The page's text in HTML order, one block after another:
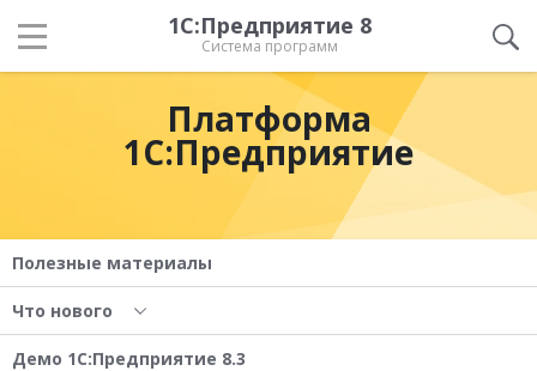
1С:Предприятие 8
Система программ
Платформа
1С:Предприятие
Полезные материалы
Что нового
Демо 1С:Предприятие 8.3